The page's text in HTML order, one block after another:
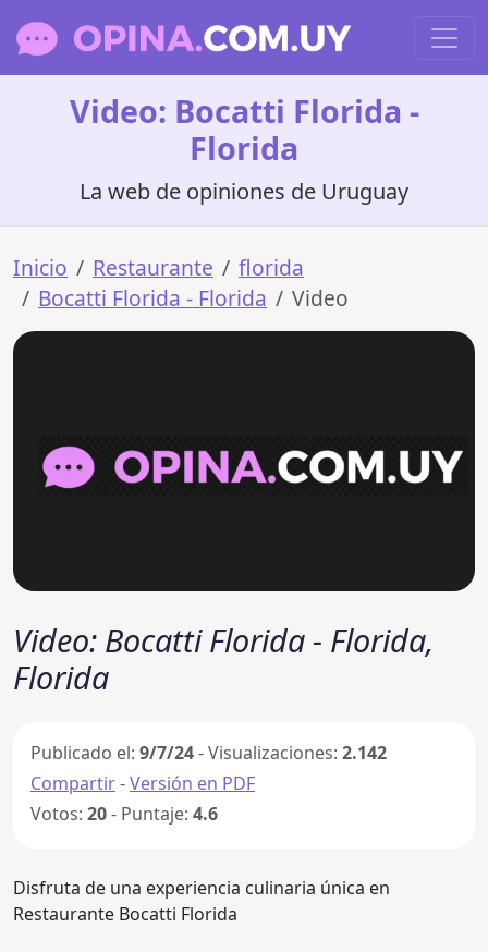
Video: Bocatti Florida -
Florida
La web de opiniones de Uruguay
Inicio Restaurante
florida
Bocatti Florida - Florida
Video
Video: Bocatti Florida - Florida,
Florida
Publicado el: 9/7/24- Visualizaciones: 2.142
Compartir-Versión en PDF
Votos: 20- Puntaje: 4.6
Disfruta de una experiencia culinaria única en
Restaurante Bocatti Florida